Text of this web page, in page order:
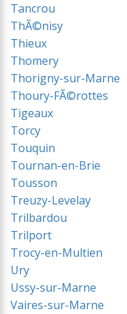
Tancrou
ThÃ©nisy
Thieux
Thomery
Thorigny-sur-Marne
Thoury-FÃ©rottes
Tigeaux
Torcy
Touquin
Tournan-en-Brie
Tousson
Treuzy-Levelay
Trilbardou
Trilport
Trocy-en-Multien
Ury
Ussy-sur-Marne
Vaires-sur-Marne